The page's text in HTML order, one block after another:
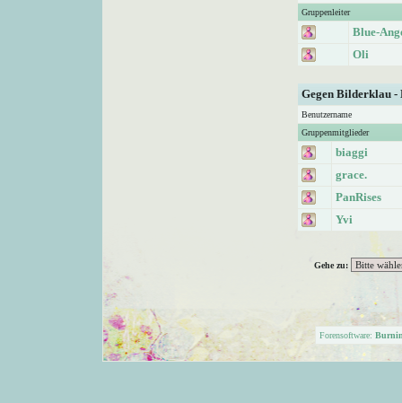
Gruppenleiter
Blue-
Oli
Gegen Bilderklau
Benutzername
Gruppenmitglieder
biaggi
grace.
PanRises
Yvi
Gehe zu:
Forensoftware: